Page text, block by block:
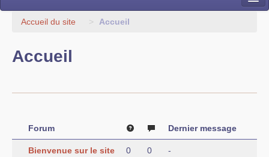
Accueil
Liens
Accueil du site > Accueil
Accueil
Forum Dernier message
Bienvenue sur le site
0 0 -